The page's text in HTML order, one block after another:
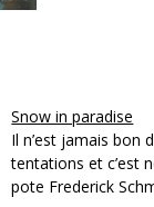
Snow in paradise
Il n’est jamais bon
tentations et c’est
pote Frederick